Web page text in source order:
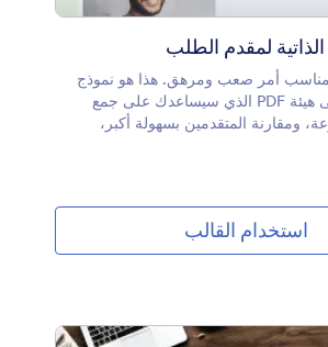
لمقدم الطلب
أمر صعب ومرهق. هذا هو نموذج
السيرة الذاتية على هيئة PDF الذي سيساعدك على جمع
ومقارنة المتقدمين بسهولة أكبر،
مختلفة لمساعدة تطبيقك في التميز.سيطلب قالب PDF
المتقدمين تقديم معلوماتهم الشخصية، وهو
التي يهتمون بها، والتاريخ الذي يمكنهم
استخدام القالب